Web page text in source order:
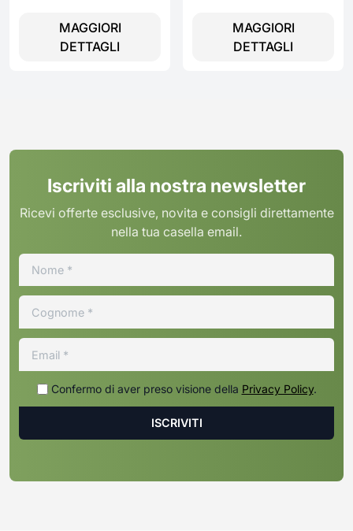
MAGGIORI
DETTAGLI
MAGGIORI
DETTAGLI
Iscriviti alla nostra newsletter
Ricevi offerte esclusive, novita e consigli direttamente
nella tua casella email.
Confermo di aver preso visione della Privacy Policy.